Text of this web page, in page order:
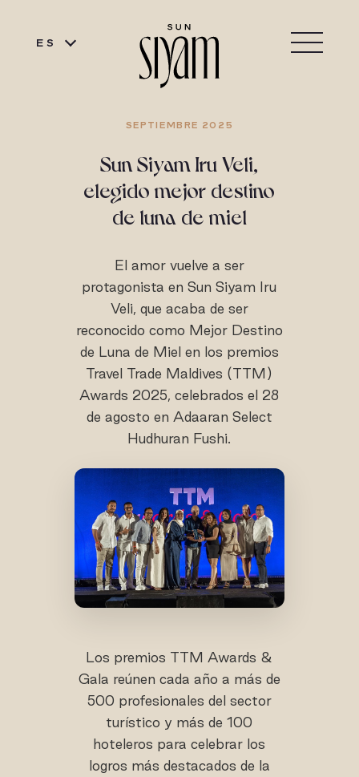
ES
SEPTIEMBRE 2025
Sun Siyam Iru Veli,
elegido mejor destino
de luna de miel
El amor vuelve a ser
protagonista en Sun Siyam Iru
Veli, que acaba de ser
reconocido como Mejor Destino
de Luna de Miel en los premios
Travel Trade Maldives (TTM)
Awards 2025, celebrados el 28
de agosto en Adaaran Select
Hudhuran Fushi.
Los premios TTM Awards &
Gala reúnen cada año a más de
500 profesionales del sector
turístico y más de 100
hoteleros para celebrar los
logros más destacados de la